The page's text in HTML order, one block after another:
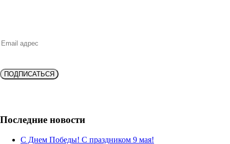
ПОДПИСАТЬСЯ
Последние новости
С Днем Победы! С праздником 9 мая!